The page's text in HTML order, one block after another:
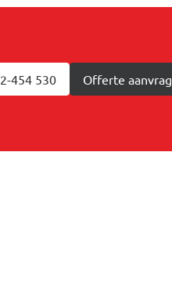
454 530 Offerte